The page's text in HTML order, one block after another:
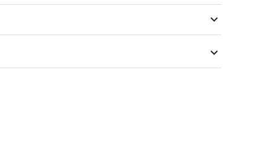
keyboard_arrow_down
keyboard_arrow_down